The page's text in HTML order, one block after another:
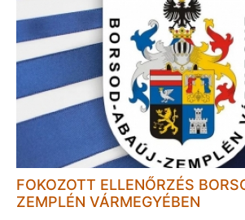
FOKOZOTT ELLENŐRZÉS
ZEMPLÉN VÁRMEGYÉBEN